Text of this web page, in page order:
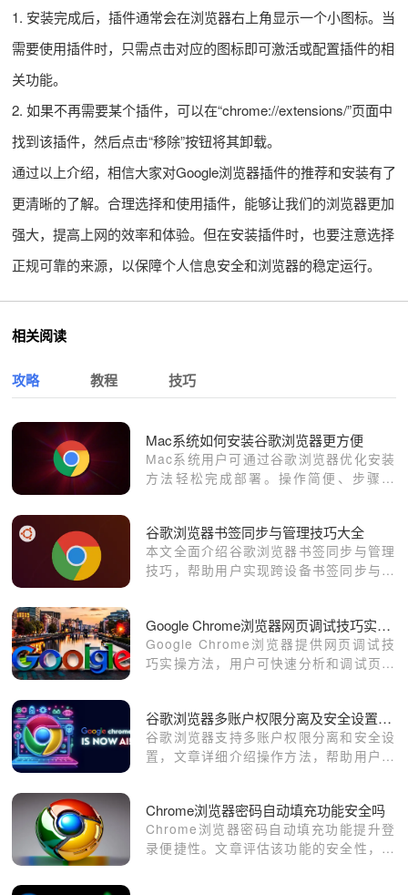
1. 安装完成后，插件通常会在浏览器右上角显示一个小图标。当
需要使用插件时，只需点击对应的图标即可激活或配置插件的相
关功能。
2. 如果不再需要某个插件，可以在“chrome://extensions/”页面中
找到该插件，然后点击“移除”按钮将其卸载。
通过以上介绍，相信大家对Google浏览器插件的推荐和安装有了
更清晰的了解。合理选择和使用插件，能够让我们的浏览器更加
强大，提高上网的效率和体验。但在安装插件时，也要注意选择
正规可靠的来源，以保障个人信息安全和浏览器的稳定运行。
相关阅读
攻略 教程 技巧
Mac系统如何安装谷歌浏览器更方便
Mac系统用户可通过谷歌浏览器优化安装
方法轻松完成部署。操作简便、步骤明
谷歌浏览器书签同步与管理技巧大全
本文全面介绍谷歌浏览器书签同步与管理
技巧，帮助用户实现跨设备书签同步与高
Google Chrome浏览器网页调试技巧实操方法
Google Chrome浏览器提供网页调试技
巧实操方法，用户可快速分析和调试页面
谷歌浏览器多账户权限分离及安全设置操作方法
谷歌浏览器支持多账户权限分离和安全设
置，文章详细介绍操作方法，帮助用户管
Chrome浏览器密码自动填充功能安全吗
Chrome浏览器密码自动填充功能提升登
录便捷性。文章评估该功能的安全性，帮